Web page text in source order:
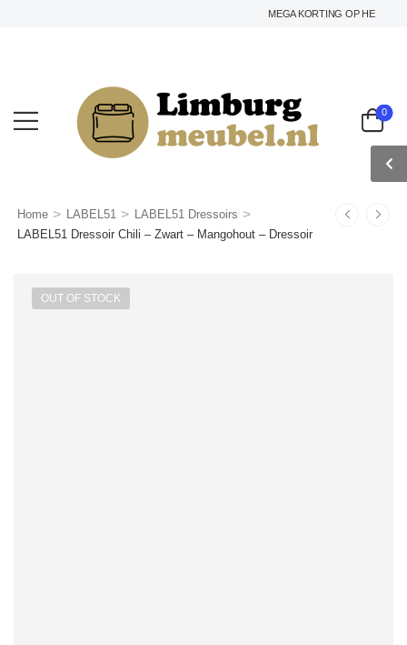
MEGA KORTING OP HET GEHELE
0
Home > LABEL51 > LABEL51 Dressoirs >
LABEL51 Dressoir Chili – Zwart – Mangohout – Dressoir
OUT OF STOCK